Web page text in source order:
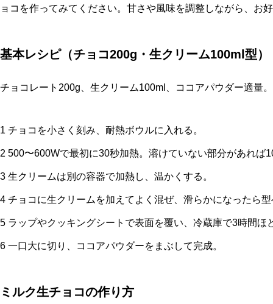
ョコを作ってみてください。甘さや風味を調整しながら、お
基本レシピ（チョコ200g・生クリーム100ml型）
チョコレート200g、生クリーム100ml、ココアパウダー適量。
1 チョコを小さく刻み、耐熱ボウルに入れる。
2 500〜600Wで最初に30秒加熱。溶けていない部分があれば
3 生クリームは別の容器で加熱し、温かくする。
4 チョコに生クリームを加えてよく混ぜ、滑らかになったら
5 ラップやクッキングシートで表面を覆い、冷蔵庫で3時間ほ
6 一口大に切り、ココアパウダーをまぶして完成。
ミルク生チョコの作り方